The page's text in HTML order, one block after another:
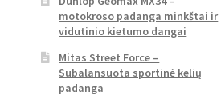
motokroso padanga minkštai ir
vidutinio kietumo dangai
Mitas Street Force –
Subalansuota sportinė kelių
padanga